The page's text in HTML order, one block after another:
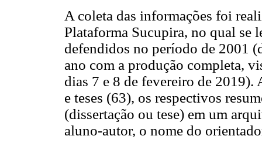
A coleta das informações foi
Plataforma Sucupira, no qual se
defendidos no período de 2001
ano com a produção completa,
dias 7 e 8 de fevereiro de 2019).
e teses (63), os respectivos
(dissertação ou tese) em um
aluno-autor, o nome do